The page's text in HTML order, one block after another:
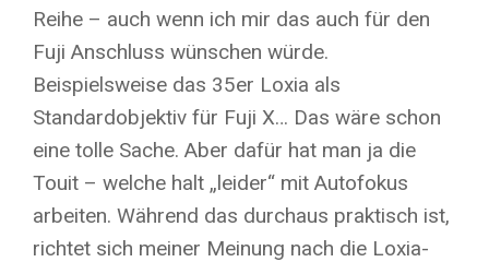
Reihe – auch wenn ich mir das auch für den
Fuji Anschluss wünschen würde.
Beispielsweise das 35er Loxia als
Standardobjektiv für Fuji X… Das wäre schon
eine tolle Sache. Aber dafür hat man ja die
Touit – welche halt „leider“ mit Autofokus
arbeiten. Während das durchaus praktisch ist,
richtet sich meiner Meinung nach die Loxia-